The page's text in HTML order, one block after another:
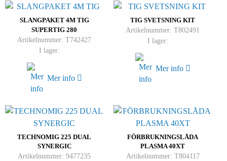
SLANGPAKET 4M TIG
SUPERTIG 280
Artikelnummer: T742427
I lager:
Mer info
TIG SVETSNING KIT
Artikelnummer: T802491
I lager:
Mer info
TECHNOMIG 225 DUAL
SYNERGIC
Artikelnummer: 9477235
FÖRBRUKNINGSLÅDA
PLASMA 40XT
Artikelnummer: T804117